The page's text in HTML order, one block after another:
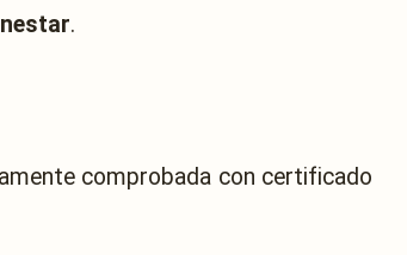
.
comprobada con certificado